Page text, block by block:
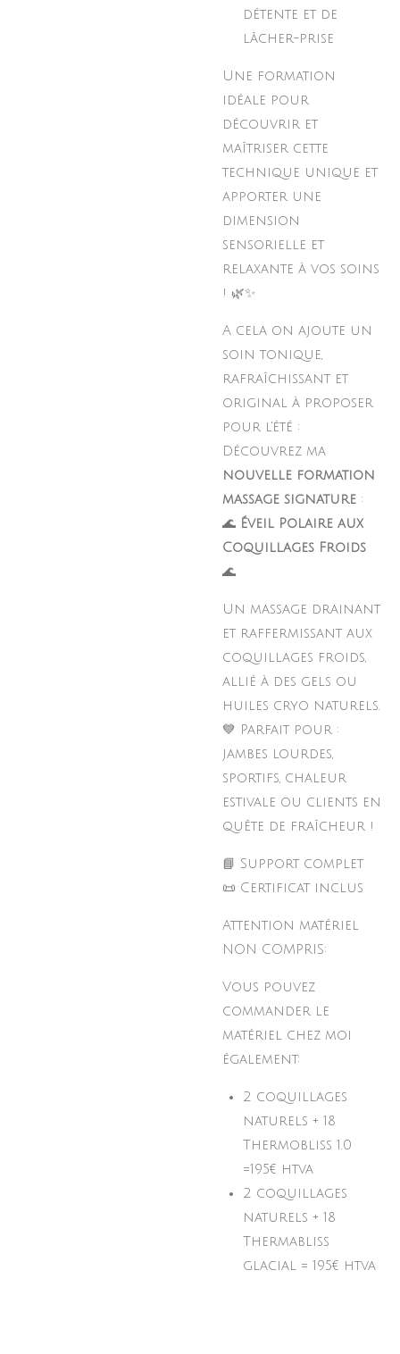
détente et de
lâcher-prise
Une formation
idéale pour
découvrir et
maîtriser cette
technique unique et
apporter une
dimension
sensorielle et
relaxante à vos soins
! 🌿✨
A cela on ajoute un
soin tonique,
rafraîchissant et
original à proposer
pour l'été :
Découvrez ma
nouvelle formation
massage signature :
🌊 Éveil Polaire aux
Coquillages Froids
🌊
Un massage drainant
et raffermissant aux
coquillages froids,
allié à des gels ou
huiles cryo naturels.
💙 Parfait pour :
jambes lourdes,
sportifs, chaleur
estivale ou clients en
quête de fraîcheur !
📘 Support complet
📜 Certificat inclus
Attention matériel
NON COMPRIS:
Vous pouvez
commander le
matériel chez moi
également:
2 coquillages
naturels + 18
Thermobliss 1.0
=195€ htva
2 coquillages
naturels + 18
Thermabliss
glacial = 195€ htva